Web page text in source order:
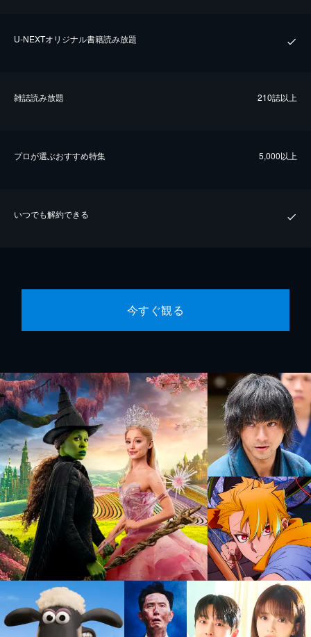
U-NEXTオリジナル書籍読み放題
雑誌読み放題 210誌以上
プロが選ぶおすすめ特集 5,000以上
いつでも解約できる
今すぐ観る